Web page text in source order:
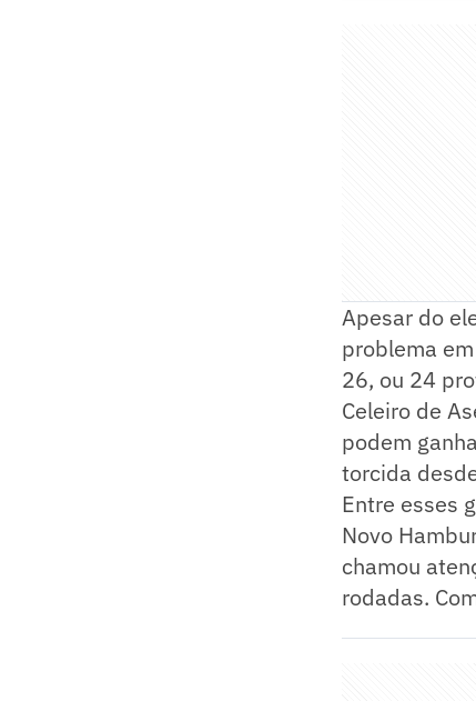
Apesar do
problema
26, ou 24
Celeiro de
podem
torcida
Entre esses
Novo
chamou
rodadas.